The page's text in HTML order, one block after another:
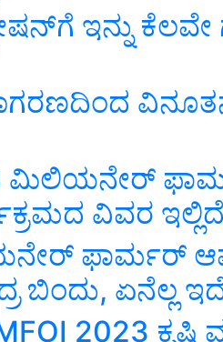
ಇನ್ನು
ವಿನೂತನ
ಮಿಲಿಯನೇರ್
ವಿವರ
ಫಾರ್ಮರ್‌
ಬಿಂದು, ಏನೆಲ್ಲ
2023 ಕೃಷಿ